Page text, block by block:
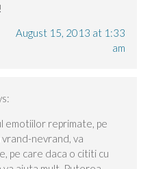
August 15, 2013 at 1:33
am
emotiilor reprimate, pe
nevrand, va
pe care daca o cititi cu